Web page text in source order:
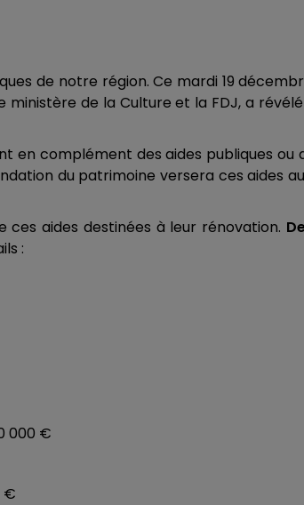
de notre région. Ce mardi 19
de la Culture et la FDJ, a révélé
en complément des aides publiques
du patrimoine versera ces aides
aides destinées à leur rénovation.
:
000 €
€